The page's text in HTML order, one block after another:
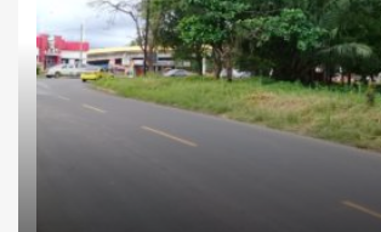
InversionesLotes comerciales